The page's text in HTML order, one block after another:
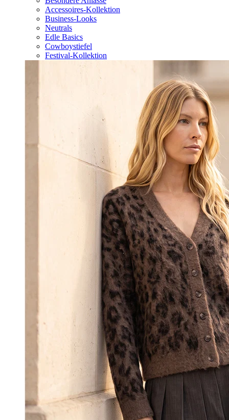
Accessoires-Kollektion
Business-Looks
Neutrals
Edle Basics
Cowboystiefel
Festival-Kollektion